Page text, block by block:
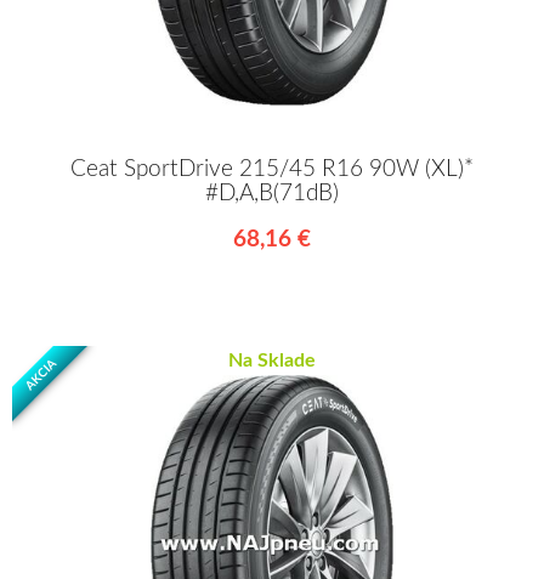
Ceat SportDrive 215/45 R16 90W (XL)*
#D,A,B(71dB)
68,16 €
AKCIA Na Sklade